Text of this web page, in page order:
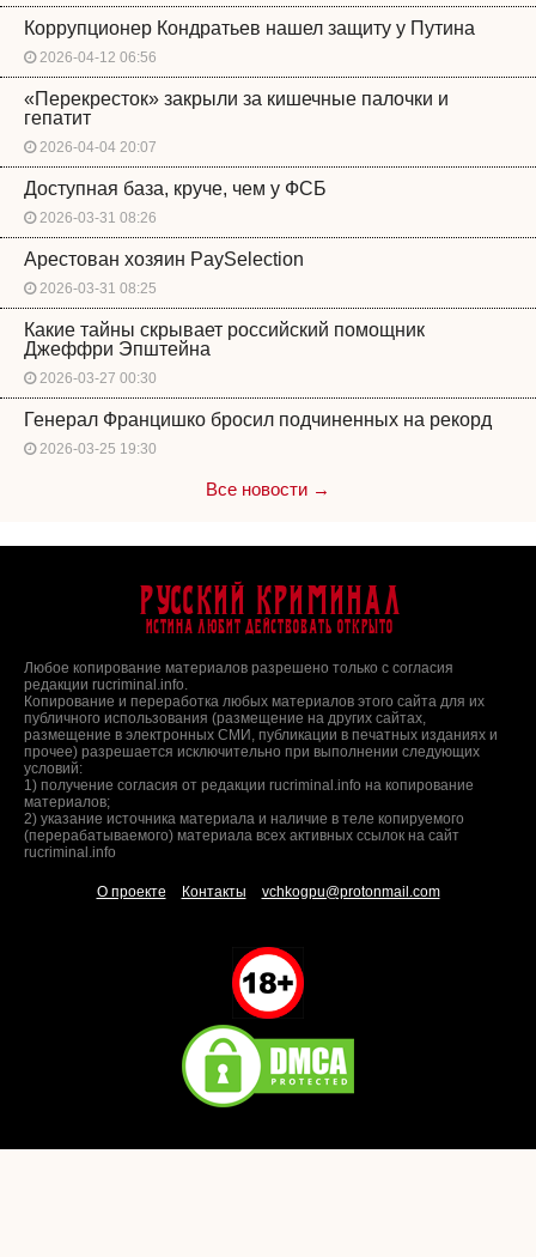
Коррупционер Кондратьев нашел защиту у Путина
2026-04-12 06:56
«Перекресток» закрыли за кишечные палочки и
гепатит
2026-04-04 20:07
Доступная база, круче, чем у ФСБ
2026-03-31 08:26
Арестован хозяин PaySelection
2026-03-31 08:25
Какие тайны скрывает российский помощник
Джеффри Эпштейна
2026-03-27 00:30
Генерал Францишко бросил подчиненных на рекорд
2026-03-25 19:30
Все новости →
Русский Криминал
Истина любит действовать открыто
Любое копирование материалов разрешено только с согласия
редакции rucriminal.info.
Копирование и переработка любых материалов этого сайта для их
публичного использования (размещение на других сайтах,
размещение в электронных СМИ, публикации в печатных изданиях и
прочее) разрешается исключительно при выполнении следующих
условий:
1) получение согласия от редакции rucriminal.info на копирование
материалов;
2) указание источника материала и наличие в теле копируемого
(перерабатываемого) материала всех активных ссылок на сайт
rucriminal.info
О проекте Контакты vchkogpu@protonmail.com